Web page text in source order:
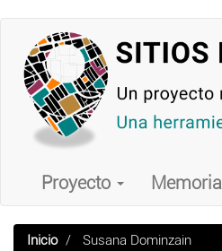
contenido
principal
Main
navigation
Proyecto Memoria
Inicio Susana Dominzain